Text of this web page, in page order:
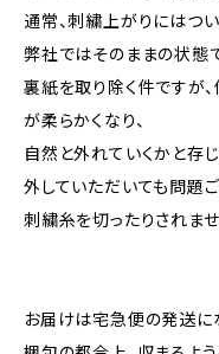
通常、刺繍上がりにはつ
弊社ではそのままの状態
裏紙を取り除く件ですが
が柔らかくなり、
自然と外れていくかと存じ
外していただいても問題ご
刺繍糸を切ったりされま
お届けは宅急便の発送に